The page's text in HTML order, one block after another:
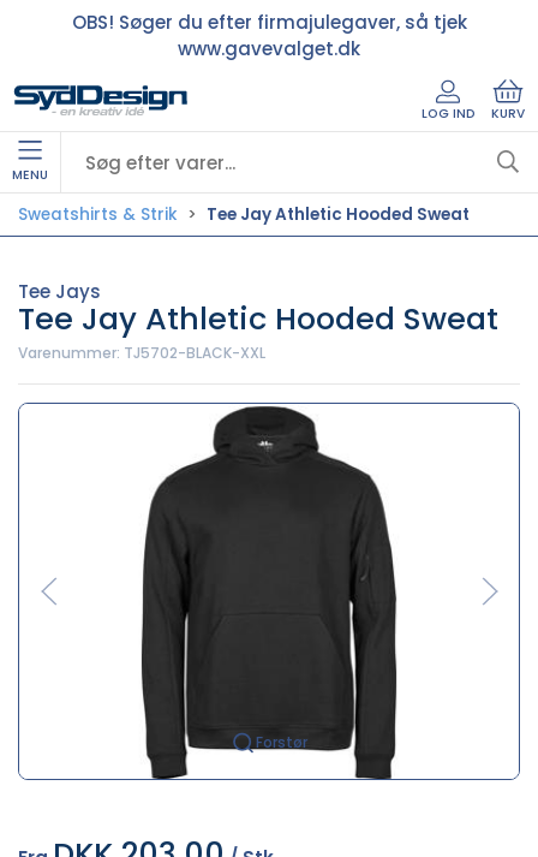
OBS! Søger du efter firmajulegaver, så tjek
www.gavevalget.dk
LOG IND KURV
MENU
Sweatshirts & Strik Tee Jay Athletic Hooded Sweat
Tee Jays
Tee Jay Athletic Hooded Sweat
Varenummer: TJ5702-BLACK-XXL
Forstør